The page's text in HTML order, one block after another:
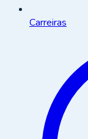
Carreiras